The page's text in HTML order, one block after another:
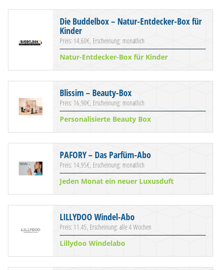
Die Buddelbox – Natur-Entdecker-Box für
Kinder
Preis: 14,60€, Erscheinung: monatlich
Natur-Entdecker-Box für Kinder
Blissim – Beauty-Box
Preis: 16,90€, Erscheinung: monatlich
Personalisierte Beauty Box
PAFORY – Das Parfüm-Abo
Preis: 14,95€, Erscheinung: monatlich
Jeden Monat ein neuer Luxusduft
LILLYDOO Windel-Abo
Preis: 11.45, Erscheinung: alle 4 Wochen
Lillydoo Windelabo